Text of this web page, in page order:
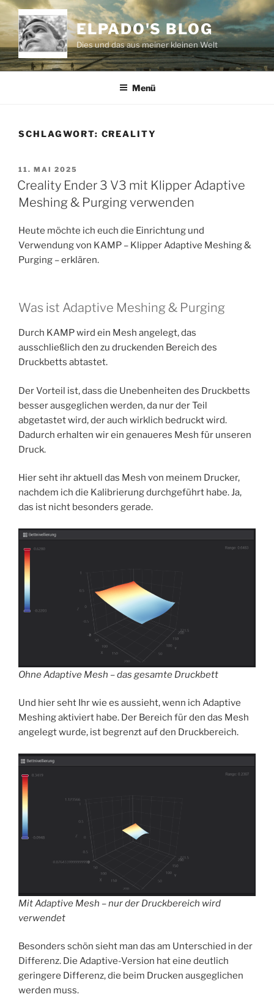
Zum
Inhalt
springen
ELPADO'S BLOG
Dies und das aus meiner kleinen Welt
Menü
SCHLAGWORT: CREALITY
VERÖFFENTLICHT
AM
11. MAI 2025
Creality Ender 3 V3 mit Klipper Adaptive
Meshing & Purging verwenden
Heute möchte ich euch die Einrichtung und
Verwendung von KAMP – Klipper Adaptive Meshing &
Purging – erklären.
Was ist Adaptive Meshing & Purging
Durch KAMP wird ein Mesh angelegt, das
ausschließlich den zu druckenden Bereich des
Druckbetts abtastet.
Der Vorteil ist, dass die Unebenheiten des Druckbetts
besser ausgeglichen werden, da nur der Teil
abgetastet wird, der auch wirklich bedruckt wird.
Dadurch erhalten wir ein genaueres Mesh für unseren
Druck.
Hier seht ihr aktuell das Mesh von meinem Drucker,
nachdem ich die Kalibrierung durchgeführt habe. Ja,
das ist nicht besonders gerade.
Ohne Adaptive Mesh – das gesamte Druckbett
Und hier seht Ihr wie es aussieht, wenn ich Adaptive
Meshing aktiviert habe. Der Bereich für den das Mesh
angelegt wurde, ist begrenzt auf den Druckbereich.
Mit Adaptive Mesh – nur der Druckbereich wird
verwendet
Besonders schön sieht man das am Unterschied in der
Differenz. Die Adaptive-Version hat eine deutlich
geringere Differenz, die beim Drucken ausgeglichen
werden muss.